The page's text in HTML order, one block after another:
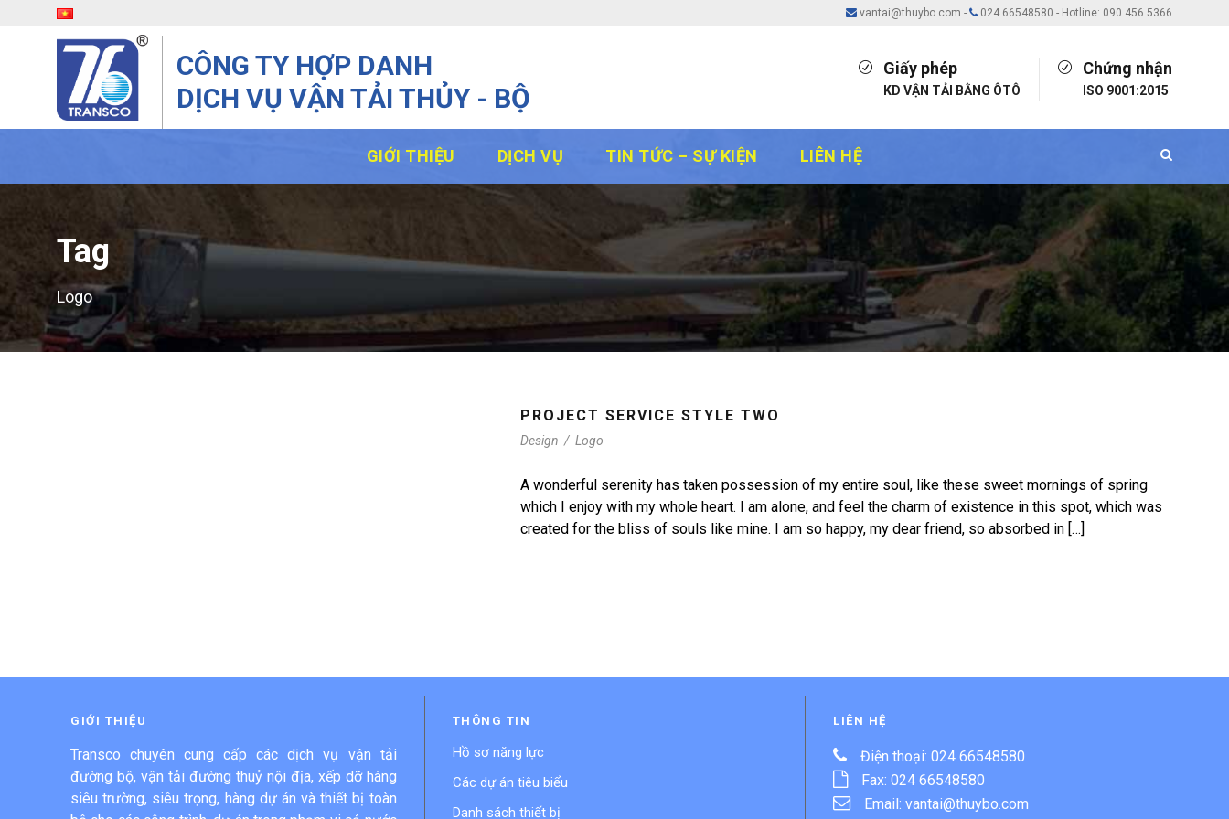
vantai@thuybo.com - 024 66548580 - Hotline: 090 456 5366
CÔNG TY HỢP DANH
DỊCH VỤ VẬN TẢI THỦY - BỘ
Giấy phép
KD VẬN TẢI BẰNG ÔTÔ
Chứng nhận
ISO 9001:2015
GIỚI THIỆU DỊCH VỤ TIN TỨC – SỰ KIỆN LIÊN HỆ
Tag
Logo
PROJECT SERVICE STYLE TWO
Design / Logo
A wonderful serenity has taken possession of my entire soul, like these sweet mornings of spring
which I enjoy with my whole heart. I am alone, and feel the charm of existence in this spot, which was
created for the bliss of souls like mine. I am so happy, my dear friend, so absorbed in […]
GIỚI THIỆU
Transco chuyên cung cấp các dịch vụ vận tải
đường bộ, vận tải đường thuỷ nội địa, xếp dỡ hàng
siêu trường, siêu trọng, hàng dự án và thiết bị toàn
THÔNG TIN
Hồ sơ năng lực
Các dự án tiêu biểu
Danh sách thiết bị
LIÊN HỆ
Điện thoại: 024 66548580
Fax: 024 66548580
Email:vantai@thuybo.com